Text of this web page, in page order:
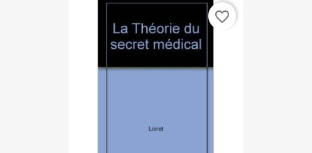
favorite_border